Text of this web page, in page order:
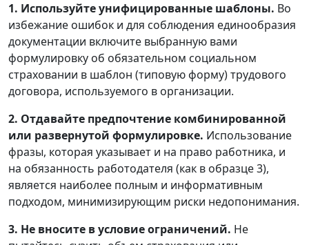
1. Используйте унифицированные шаблоны. Во
избежание ошибок и для соблюдения единообразия
документации включите выбранную вами
формулировку об обязательном социальном
страховании в шаблон (типовую форму) трудового
договора, используемого в организации.
2. Отдавайте предпочтение комбинированной
или развернутой формулировке. Использование
фразы, которая указывает и на право работника, и
на обязанность работодателя (как в образце 3),
является наиболее полным и информативным
подходом, минимизирующим риски недопонимания.
3. Не вносите в условие ограничений. Не